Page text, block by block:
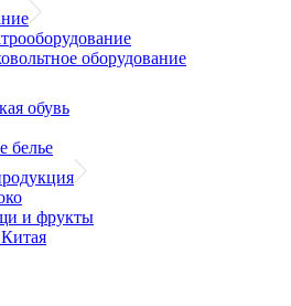
оборудование
обувь
белье
и фрукты